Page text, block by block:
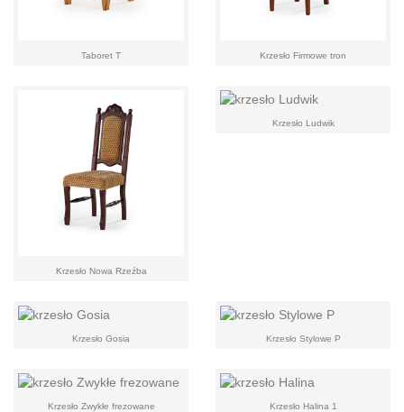
Taboret T Krzesło Firmowe tron
Krzesło Nowa Rzeźba
Krzesło Ludwik
Krzesło Gosia Krzesło Stylowe P
Krzesło Zwykłe frezowane Krzesło Halina 1